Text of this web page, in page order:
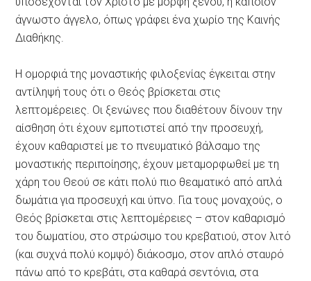
άγνωστο άγγελο, όπως γράφει ένα χωρίο της Καινής
Διαθήκης.
Η ομορφιά της μοναστικής φιλοξενίας έγκειται στην
αντίληψή τους ότι ο Θεός βρίσκεται στις
λεπτομέρειες. Οι ξενώνες που διαθέτουν δίνουν την
αίσθηση ότι έχουν εμποτιστεί από την προσευχή,
έχουν καθαριστεί με το πνευματικό βάλσαμο της
μοναστικής περιποίησης, έχουν μεταμορφωθεί με τη
χάρη του Θεού σε κάτι πολύ πιο θεαματικό από απλά
δωμάτια για προσευχή και ύπνο. Για τους μοναχούς, ο
Θεός βρίσκεται στις λεπτομέρειες – στον καθαρισμό
του δωματίου, στο στρώσιμο του κρεβατιού, στον λιτό
(και συχνά πολύ κομψό) διάκοσμο, στον απλό σταυρό
πάνω από το κρεβάτι, στα καθαρά σεντόνια, στα